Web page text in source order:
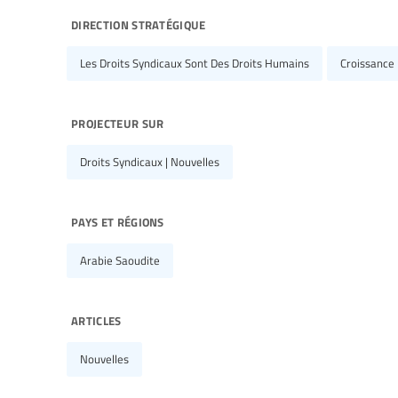
direction stratégique
Les Droits Syndicaux Sont Des Droits Humains Croissance
projecteur sur
Droits Syndicaux | Nouvelles
pays et régions
Arabie Saoudite
articles
Nouvelles